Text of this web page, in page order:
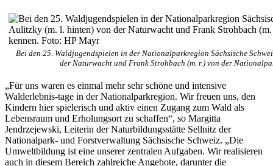
Bei den 25. Waldjugendspielen in der Nationalparkregion Sächsische
der Naturwacht und Frank Strohbach (m. r.) von der
„Für uns waren es einmal mehr sehr schöne und intensive
Walderlebnis-tage in der Nationalparkregion. Wir freuen uns, den
Kindern hier spielerisch und aktiv einen Zugang zum Wald als
Lebensraum und Erholungsort zu schaffen“, so Margitta
Jendrzejewski, Leiterin der Naturbildungsstätte Sellnitz der
Nationalpark- und Forstverwaltung Sächsische Schweiz. „Die
Umweltbildung ist eine unserer zentralen Aufgaben. Wir realisieren
auch in diesem Bereich zahlreiche Angebote, darunter die